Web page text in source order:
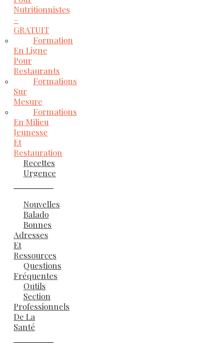
Nutritionnistes
–
GRATUIT
Formation
En Ligne
Pour
Restaurants
Formations
Sur
Mesure
Formations
En Milieu
Jeunesse
Et
Restauration
Recettes
Urgence
Nouvelles
Balado
Bonnes
Adresses
Et
Ressources
Questions
Fréquentes
Outils
Section
Professionnels
De La
Santé